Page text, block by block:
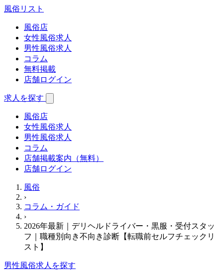
風俗 リスト
風俗店
女性風俗求人
男性風俗求人
コラム
無料掲載
店舗ログイン
求人を探す
風俗店
女性風俗求人
男性風俗求人
コラム
店舗掲載案内（無料）
店舗ログイン
風俗
›
コラム・ガイド
›
2026年最新｜デリヘルドライバー・黒服・受付スタッ
フ｜職種別向き不向き診断【転職前セルフチェックリ
スト】
男性風俗求人を探す